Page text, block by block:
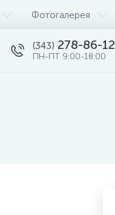
Фотогалерея
(343) 278-86-12
ПН-ПТ 9:00-18:00